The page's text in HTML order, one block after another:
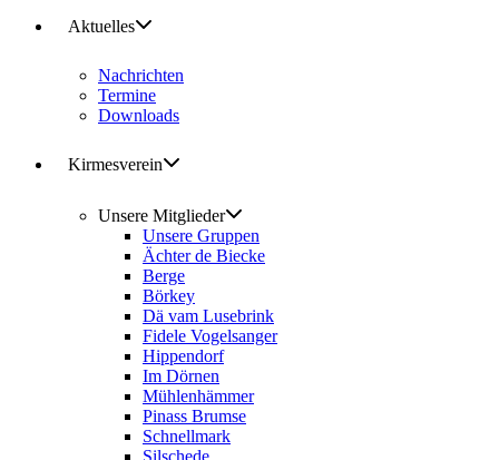
Aktuelles
Nachrichten
Termine
Downloads
Kirmesverein
Unsere Mitglieder
Unsere Gruppen
Ächter de Biecke
Berge
Börkey
Dä vam Lusebrink
Fidele Vogelsanger
Hippendorf
Im Dörnen
Mühlenhämmer
Pinass Brumse
Schnellmark